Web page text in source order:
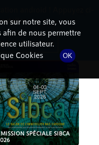
SPÉCIALE SIBCA
sur notre site, vous
afin de nous permettre
utilisateur.
Cookies
OK
l'application